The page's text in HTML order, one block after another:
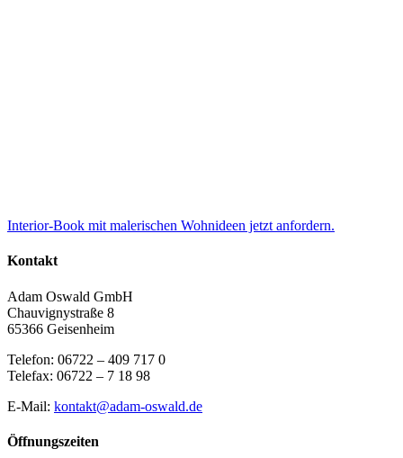
Interior-Book mit malerischen Wohnideen jetzt anfordern.
Kontakt
Adam Oswald GmbH
Chauvignystraße 8
65366 Geisenheim
Telefon: 06722 – 409 717 0
Telefax: 06722 – 7 18 98
E-Mail: kontakt@adam-oswald.de
Öffnungszeiten